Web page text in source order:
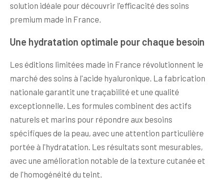
solution idéale pour découvrir l'efficacité des soins
premium made in France.
Une hydratation optimale pour chaque besoin
Les éditions limitées made in France révolutionnent le
marché des soins à l'acide hyaluronique. La fabrication
nationale garantit une traçabilité et une qualité
exceptionnelle. Les formules combinent des actifs
naturels et marins pour répondre aux besoins
spécifiques de la peau, avec une attention particulière
portée à l'hydratation. Les résultats sont mesurables,
avec une amélioration notable de la texture cutanée et
de l'homogénéité du teint.